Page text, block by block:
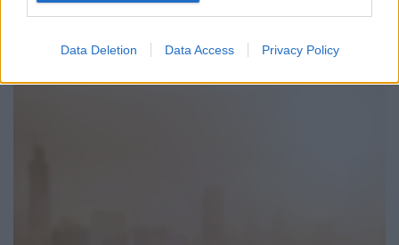
Data Deletion Data Access Privacy Policy